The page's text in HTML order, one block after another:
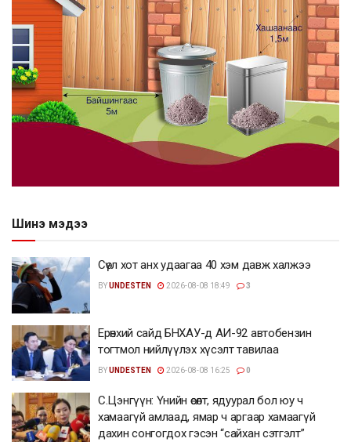
Шинэ мэдээ
Сөүл хот анх удаагаа 40 хэм давж халжээ
BYUNDESTEN 2026-08-08 18:49 3
Ерөнхий сайд БНХАУ-д АИ-92 автобензин
тогтмол нийлүүлэх хүсэлт тавилаа
BYUNDESTEN 2026-08-08 16:25 0
С.Цэнгүүн: Үнийн өсөлт, ядуурал бол юу ч
хамаагүй амлаад, ямар ч аргаар хамаагүй
дахин сонгогдох гэсэн “сайхан сэтгэлт”